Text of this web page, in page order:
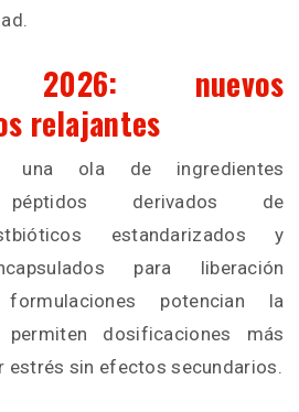
2026: nuevos
relajantes
una ola de ingredientes
péptidos derivados de
estandarizados y
para liberación
potencian la
permiten dosificaciones más
estrés sin efectos secundarios.